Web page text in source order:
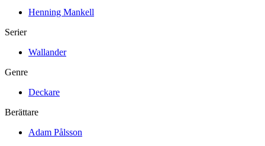
Henning Mankell
Serier
Wallander
Genre
Deckare
Berättare
Adam Pålsson